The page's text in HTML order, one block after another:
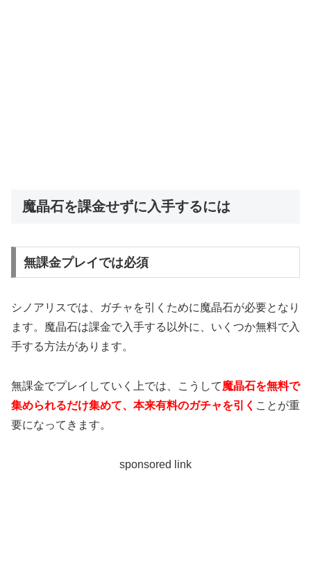
魔晶石を課金せずに入手するには
無課金プレイでは必須
シノアリスでは、ガチャを引くために魔晶石が必要となり
ます。魔晶石は課金で入手する以外に、いくつか無料で入
手する方法があります。
無課金でプレイしていく上では、こうして魔晶石を無料で
集められるだけ集めて、本来有料のガチャを引く ことが重
要になってきます。
sponsored link